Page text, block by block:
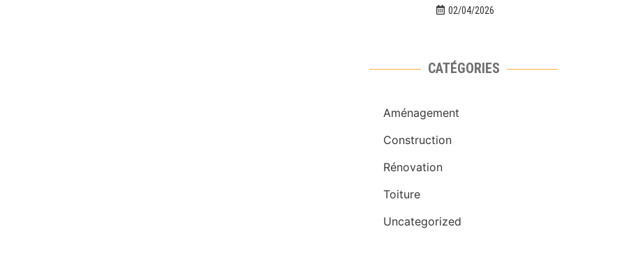
02/04/2026
CATÉGORIES
Aménagement
Construction
Rénovation
Toiture
Uncategorized